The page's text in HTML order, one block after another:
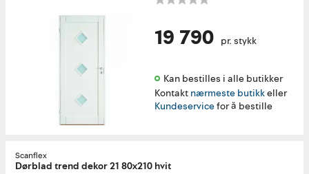
19 790 pr. stykk
Kan bestilles i alle butikker
Kontakt nærmeste butikkeller
Kundeservicefor å bestille
Scanflex
Dørblad trend dekor 21 80x210 hvit